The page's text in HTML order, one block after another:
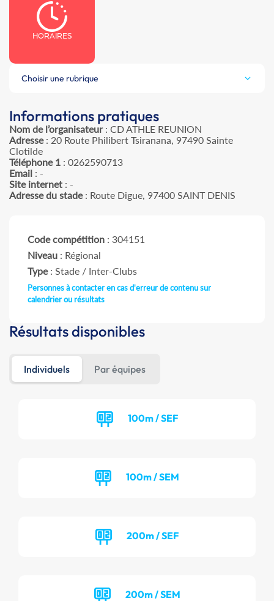
HORAIRES
Choisir une rubrique
Informations pratiques
Nom de l’organisateur: CD ATHLE REUNION
Adresse: 20 Route Philibert Tsiranana, 97490 Sainte
Clotilde
Téléphone 1 : 0262590713
Email : -
Site internet : -
Adresse du stade: Route Digue, 97400 SAINT DENIS
Code compétition : 304151
Niveau : Régional
Type: Stade / Inter-Clubs
Personnes à contacter en cas d'erreur de contenu sur
calendrier ou résultats
Résultats disponibles
Individuels Par équipes
100m / SEF
100m / SEM
200m / SEF
200m / SEM